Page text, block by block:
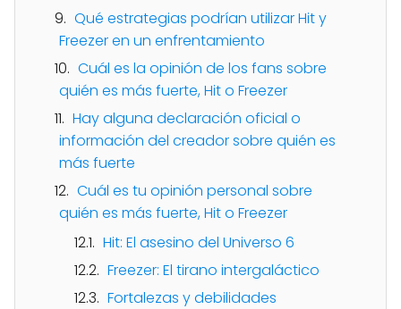
Qué estrategias podrían utilizar Hit y
Freezer en un enfrentamiento
Cuál es la opinión de los fans sobre
quién es más fuerte, Hit o Freezer
Hay alguna declaración oficial o
información del creador sobre quién es
más fuerte
Cuál es tu opinión personal sobre
quién es más fuerte, Hit o Freezer
Hit: El asesino del Universo 6
Freezer: El tirano intergaláctico
Fortalezas y debilidades